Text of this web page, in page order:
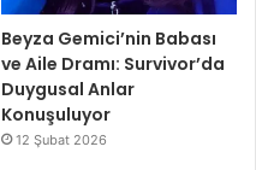
Beyza Gemici’nin Babası
ve Aile Dramı: Survivor’da
Duygusal Anlar
Konuşuluyor
12 Şubat 2026